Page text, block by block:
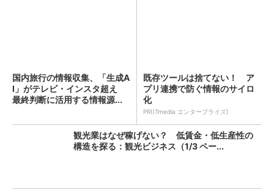
国内旅行の情報収集、「生成A
I」がテレビ・インスタ超え
最終判断に活用する情報源...
既存ツールは捨てない！ ア
プリ連携で防ぐ情報のサイロ
化
PR(ITmedia エンタープライズ)
観光業はなぜ稼げない？ 低賃金・低生産性の
構造を探る：観光ビジネス（1/3 ペー...